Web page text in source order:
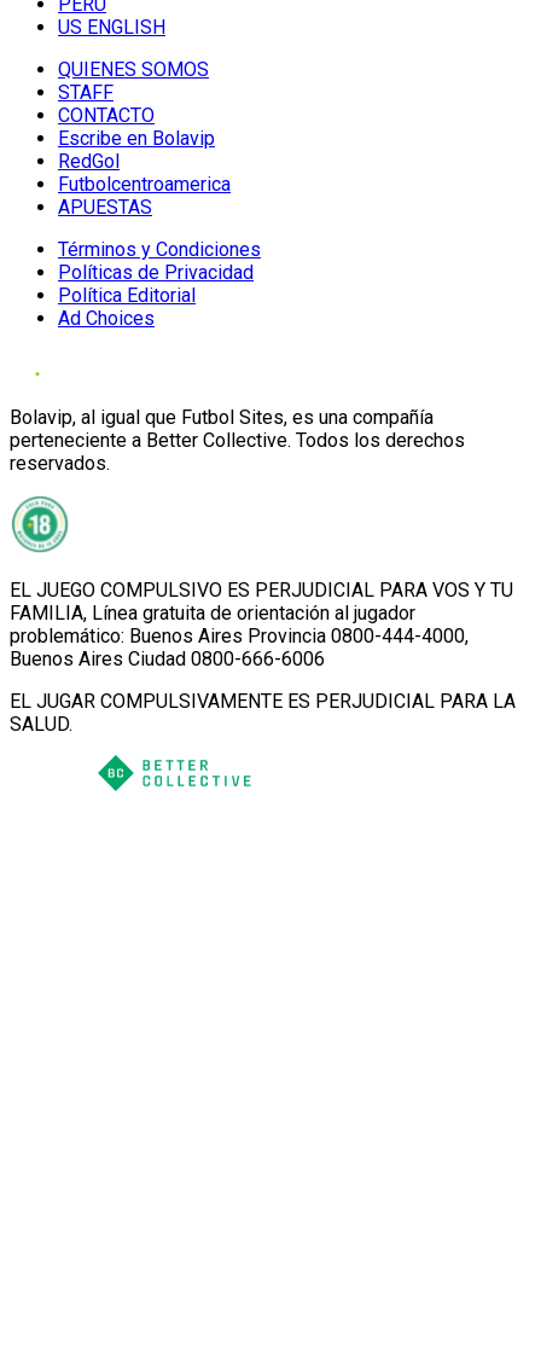
US ENGLISH
QUIENES SOMOS
STAFF
CONTACTO
Escribe en Bolavip
RedGol
Futbolcentroamerica
APUESTAS
Términos y Condiciones
Políticas de Privacidad
Política Editorial
Ad Choices
Bolavip, al igual que Futbol Sites, es una compañía
perteneciente a Better Collective. Todos los derechos
reservados.
EL JUEGO COMPULSIVO ES PERJUDICIAL PARA VOS Y TU
FAMILIA, Línea gratuita de orientación al jugador
problemático: Buenos Aires Provincia 0800-444-4000,
Buenos Aires Ciudad 0800-666-6006
EL JUGAR COMPULSIVAMENTE ES PERJUDICIAL PARA LA
SALUD.